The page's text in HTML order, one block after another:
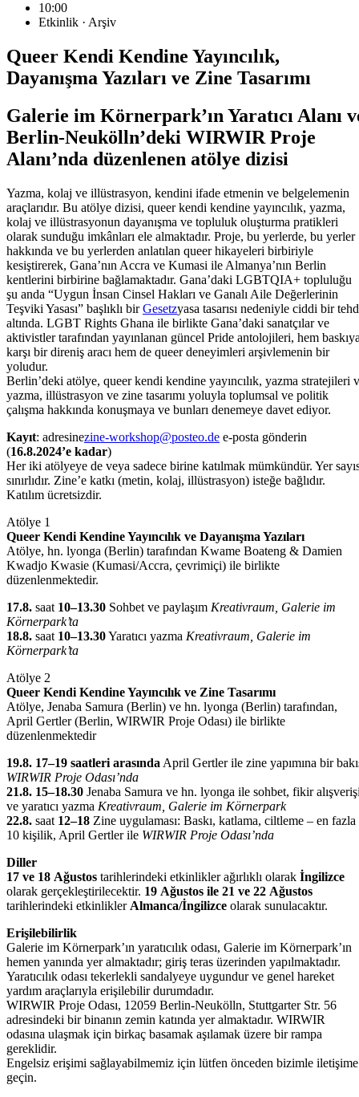
10:00
Etkinlik · Arşiv
Queer Kendi Kendine Yayıncılık,
Dayanışma Yazıları ve Zine Tasarımı
Galerie im Körnerpark’ın Yaratıcı Alanı
Berlin-Neukölln’deki WIRWIR Proje
Alanı’nda düzenlenen atölye dizisi
Yazma, kolaj ve illüstrasyon, kendini ifade etmenin ve belgelemenin
araçlarıdır. Bu atölye dizisi, queer kendi kendine yayıncılık, yazma,
kolaj ve illüstrasyonun dayanışma ve topluluk oluşturma pratikleri
olarak sunduğu imkânları ele almaktadır. Proje, bu yerlerde, bu yerler
hakkında ve bu yerlerden anlatılan queer hikayeleri birbiriyle
kesiştirerek, Gana’nın Accra ve Kumasi ile Almanya’nın Berlin
kentlerini birbirine bağlamaktadır. Gana’daki LGBTQIA+ topluluğu
şu anda “Uygun İnsan Cinsel Hakları ve Ganalı Aile Değerlerinin
Teşviki Yasası” başlıklı birGesetzyasa tasarısı nedeniyle ciddi bir
altında. LGBT Rights Ghana ile birlikte Gana’daki sanatçılar ve
aktivistler tarafından yayınlanan güncel Pride antolojileri, hem
karşı bir direniş aracı hem de queer deneyimleri arşivlemenin bir
yoludur.
Berlin’deki atölye, queer kendi kendine yayıncılık, yazma stratejileri
yazma, illüstrasyon ve zine tasarımı yoluyla toplumsal ve politik
çalışma hakkında konuşmaya ve bunları denemeye davet ediyor.
Kayıt: adresinezine-workshop@posteo.de e-posta gönderin
(16.8.2024’e kadar)
Her iki atölyeye de veya sadece birine katılmak mümkündür. Yer
sınırlıdır. Zine’e katkı (metin, kolaj, illüstrasyon) isteğe bağlıdır.
Katılım ücretsizdir.
Atölye 1
Queer Kendi Kendine Yayıncılık ve Dayanışma Yazıları
Atölye, hn. lyonga (Berlin) tarafından Kwame Boateng & Damien
Kwadjo Kwasie (Kumasi/Accra, çevrimiçi) ile birlikte
düzenlenmektedir.
17.8. saat 10–13.30 Sohbet ve paylaşım Kreativraum, Galerie im
Körnerpark’ta
18.8. saat 10–13.30Yaratıcı yazma Kreativraum, Galerie im
Körnerpark’ta
Atölye 2
Queer Kendi Kendine Yayıncılık ve Zine Tasarımı
Atölye, Jenaba Samura (Berlin) ve hn. lyonga (Berlin) tarafından,
April Gertler (Berlin, WIRWIR Proje Odası) ile birlikte
düzenlenmektedir
19.8. 17–19 saatleri arasında April Gertler ile zine yapımına bir
WIRWIR Proje Odası’nda
21.8. 15–18.30 Jenaba Samura ve hn. lyonga ile sohbet, fikir
ve yaratıcı yazma Kreativraum, Galerie im Körnerpark
22.8. saat 12–18 Zine uygulaması: Baskı, katlama, ciltleme – en fazla
10 kişilik, April Gertler ile WIRWIR Proje Odası’nda
Diller
17 ve 18 Ağustos tarihlerindeki etkinlikler ağırlıklı olarak İngilizce
olarak gerçekleştirilecektir. 19 Ağustos ile 21 ve 22 Ağustos
tarihlerindeki etkinlikler Almanca/İngilizce olarak sunulacaktır.
Erişilebilirlik
Galerie im Körnerpark’ın yaratıcılık odası, Galerie im Körnerpark’ın
hemen yanında yer almaktadır; giriş teras üzerinden yapılmaktadır.
Yaratıcılık odası tekerlekli sandalyeye uygundur ve genel hareket
yardım araçlarıyla erişilebilir durumdadır.
WIRWIR Proje Odası, 12059 Berlin-Neukölln, Stuttgarter Str. 56
adresindeki bir binanın zemin katında yer almaktadır. WIRWIR
odasına ulaşmak için birkaç basamak aşılamak üzere bir rampa
gereklidir.
Engelsiz erişimi sağlayabilmemiz için lütfen önceden bizimle iletişime
geçin.